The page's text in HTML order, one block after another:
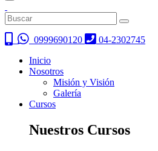
0999690120
04-2302745
Inicio
Nosotros
Misión y Visión
Galería
Cursos
Nuestros Cursos